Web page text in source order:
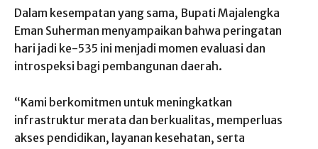
Dalam kesempatan yang sama, Bupati Majalengka
Eman Suherman menyampaikan bahwa peringatan
hari jadi ke-535 ini menjadi momen evaluasi dan
introspeksi bagi pembangunan daerah.
“Kami berkomitmen untuk meningkatkan
infrastruktur merata dan berkualitas, memperluas
akses pendidikan, layanan kesehatan, serta